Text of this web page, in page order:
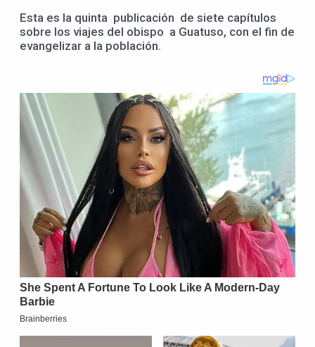
Esta es la quinta publicación de siete capítulos
sobre los viajes del obispo a Guatuso, con el fin de
evangelizar a la población.